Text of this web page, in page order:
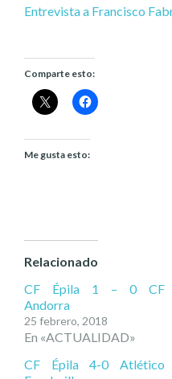
Entrevista a Francisco
Comparte esto:
Me gusta esto:
Relacionado
CF Épila 1 – 0 CF
Andorra
25 febrero, 2018
En «ACTUALIDAD»
CF Épila 4-0 Atlético